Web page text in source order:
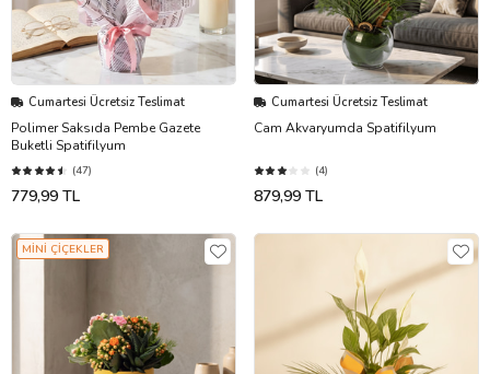
Cumartesi Ücretsiz Teslimat
Polimer Saksıda Pembe Gazete
Buketli Spatifilyum
(47)
779,99 TL
Cumartesi Ücretsiz Teslimat
Cam Akvaryumda Spatifilyum
(4)
879,99 TL
MİNİ ÇİÇEKLER